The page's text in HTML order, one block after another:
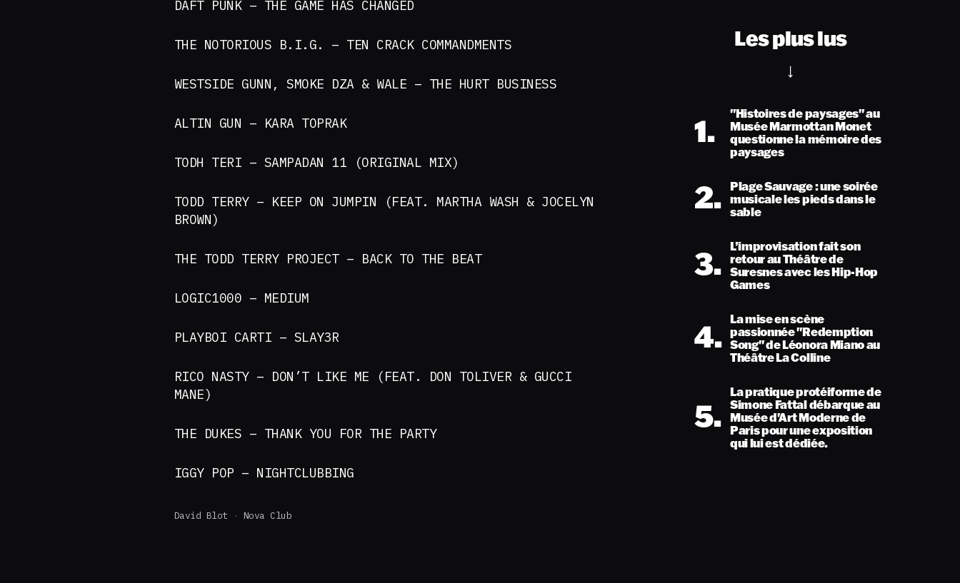
DAFT PUNK – THE GAME HAS CHANGED
THE NOTORIOUS B.I.G. – TEN CRACK COMMANDMENTS
WESTSIDE GUNN, SMOKE DZA & WALE – THE HURT BUSINESS
ALTIN GUN – KARA TOPRAK
TODH TERI – SAMPADAN 11 (ORIGINAL MIX)
TODD TERRY – KEEP ON JUMPIN (FEAT. MARTHA WASH & JOCELYN
BROWN)
THE TODD TERRY PROJECT – BACK TO THE BEAT
LOGIC1000 – MEDIUM
PLAYBOI CARTI – SLAY3R
RICO NASTY – DON’T LIKE ME (FEAT. DON TOLIVER & GUCCI
MANE)
THE DUKES – THANK YOU FOR THE PARTY
IGGY POP – NIGHTCLUBBING
David Blot Nova Club
Les plus lus
1.
"Histoires de paysages" au
Musée Marmottan Monet
questionne la mémoire des
paysages
2. Plage Sauvage : une soirée
musicale les pieds dans le
sable
3. L’improvisation fait son
retour au Théâtre de
Suresnes avec les Hip-Hop
Games
4. La mise en scène
passionnée "Redemption
Song" de Léonora Miano au
Théâtre La Colline
5.
La pratique protéiforme de
Simone Fattal débarque au
Musée d'Art Moderne de
Paris pour une exposition
qui lui est dédiée.